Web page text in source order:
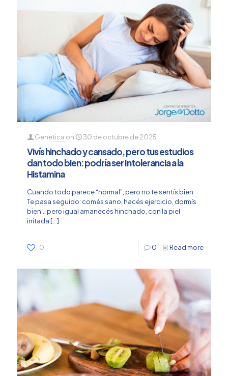
Genetica on 30 de octubre de 2025
Vivís hinchado y cansado, pero tus estudios
dan todo bien: podría ser Intolerancia a la
Histamina
Cuando todo parece “normal”, pero no te sentís bien
Te pasa seguido: comés sano, hacés ejercicio, dormís
bien… pero igual amanecés hinchado, con la piel
irritada[…]
0 0 Read more